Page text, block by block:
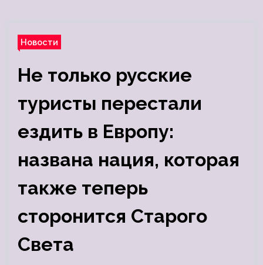
Новости
Не только русские
туристы перестали
ездить в Европу:
названа нация, которая
также теперь
сторонится Старого
Света